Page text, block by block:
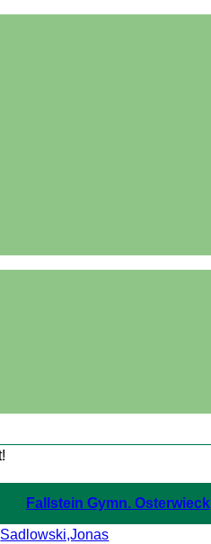
Fallstein Gymn. Osterwieck
Sadlowski,Jonas